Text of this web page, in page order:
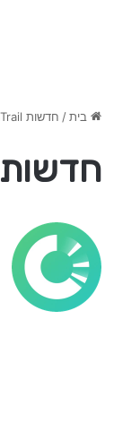
בית / חדשות OriginTrail מטבע קריפטו
חדשות OriginTrail מטבע קריפטו